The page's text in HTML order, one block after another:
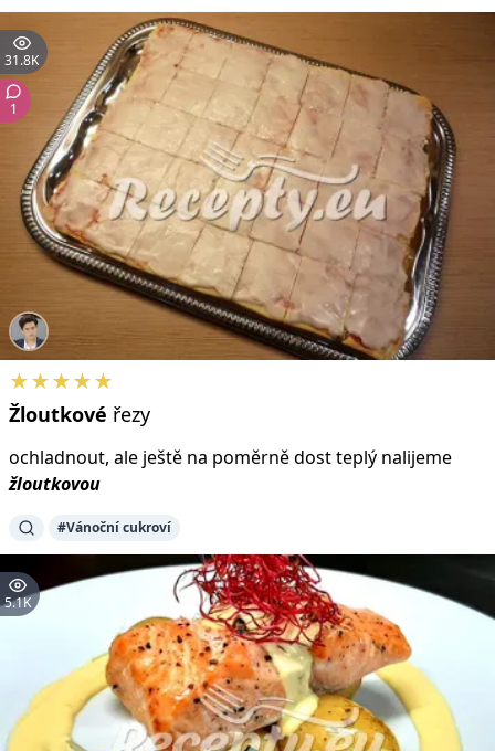
31.8K
1
★★★★★
Žloutkové řezy
ochladnout, ale ještě na poměrně dost teplý nalijeme
žloutkovou
#Vánoční cukroví
5.1K